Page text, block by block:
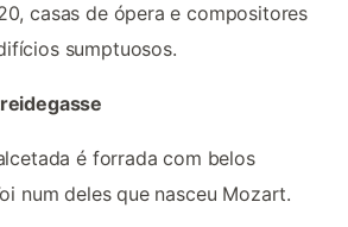
casas de ópera e compositores
sumptuosos.
é forrada com belos
num deles que nasceu Mozart.